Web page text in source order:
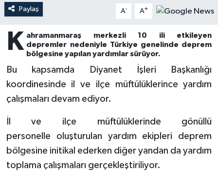
Paylaş A- A+
K ahramanmaraş merkezli 10 ili etkileyen
depremler nedeniyle Türkiye genelinde deprem
bölgesine yapılan yardımlar sürüyor.
Bu kapsamda Diyanet İşleri Başkanlığı
koordinesinde il ve ilçe müftülüklerince yardım
çalışmaları devam ediyor.
İl ve ilçe müftülüklerinde gönüllü
personelle oluşturulan yardım ekipleri deprem
bölgesine initikal ederken diğer yandan da yardım
toplama çalışmaları gerçekleştiriliyor.
Bartın Müftülüğü
Batman Müftülüğü
Bayburt Müftülüğü
Bilecik Müftülüğü
Bitlis Müftülüğü
Ramazan
Sahabeler
Zekat
DEPREM
Dünya
Eğitim
Kültür-Sanat
Sağlık